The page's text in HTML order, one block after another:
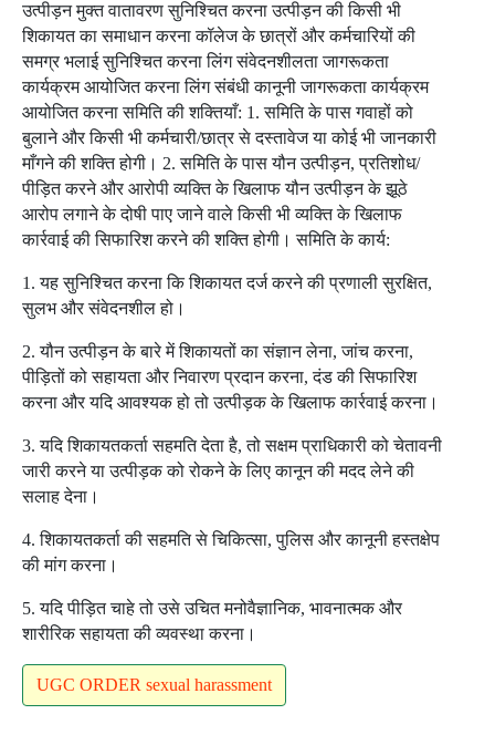
उत्पीड़न मुक्त वातावरण सुनिश्चित करना उत्पीड़न की किसी भी
शिकायत का समाधान करना कॉलेज के छात्रों और कर्मचारियों की
समग्र भलाई सुनिश्चित करना लिंग संवेदनशीलता जागरूकता
कार्यक्रम आयोजित करना लिंग संबंधी कानूनी जागरूकता कार्यक्रम
आयोजित करना समिति की शक्तियाँ: 1. समिति के पास गवाहों को
बुलाने और किसी भी कर्मचारी/छात्र से दस्तावेज या कोई भी जानकारी
माँगने की शक्ति होगी। 2. समिति के पास यौन उत्पीड़न, प्रतिशोध/
पीड़ित करने और आरोपी व्यक्ति के खिलाफ यौन उत्पीड़न के झूठे
आरोप लगाने के दोषी पाए जाने वाले किसी भी व्यक्ति के खिलाफ
कार्रवाई की सिफारिश करने की शक्ति होगी। समिति के कार्य:
1. यह सुनिश्चित करना कि शिकायत दर्ज करने की प्रणाली सुरक्षित,
सुलभ और संवेदनशील हो।
2. यौन उत्पीड़न के बारे में शिकायतों का संज्ञान लेना, जांच करना,
पीड़ितों को सहायता और निवारण प्रदान करना, दंड की सिफारिश
करना और यदि आवश्यक हो तो उत्पीड़क के खिलाफ कार्रवाई करना।
3. यदि शिकायतकर्ता सहमति देता है, तो सक्षम प्राधिकारी को चेतावनी
जारी करने या उत्पीड़क को रोकने के लिए कानून की मदद लेने की
सलाह देना।
4. शिकायतकर्ता की सहमति से चिकित्सा, पुलिस और कानूनी हस्तक्षेप
की मांग करना।
5. यदि पीड़ित चाहे तो उसे उचित मनोवैज्ञानिक, भावनात्मक और
शारीरिक सहायता की व्यवस्था करना।
UGC ORDER sexual harassment